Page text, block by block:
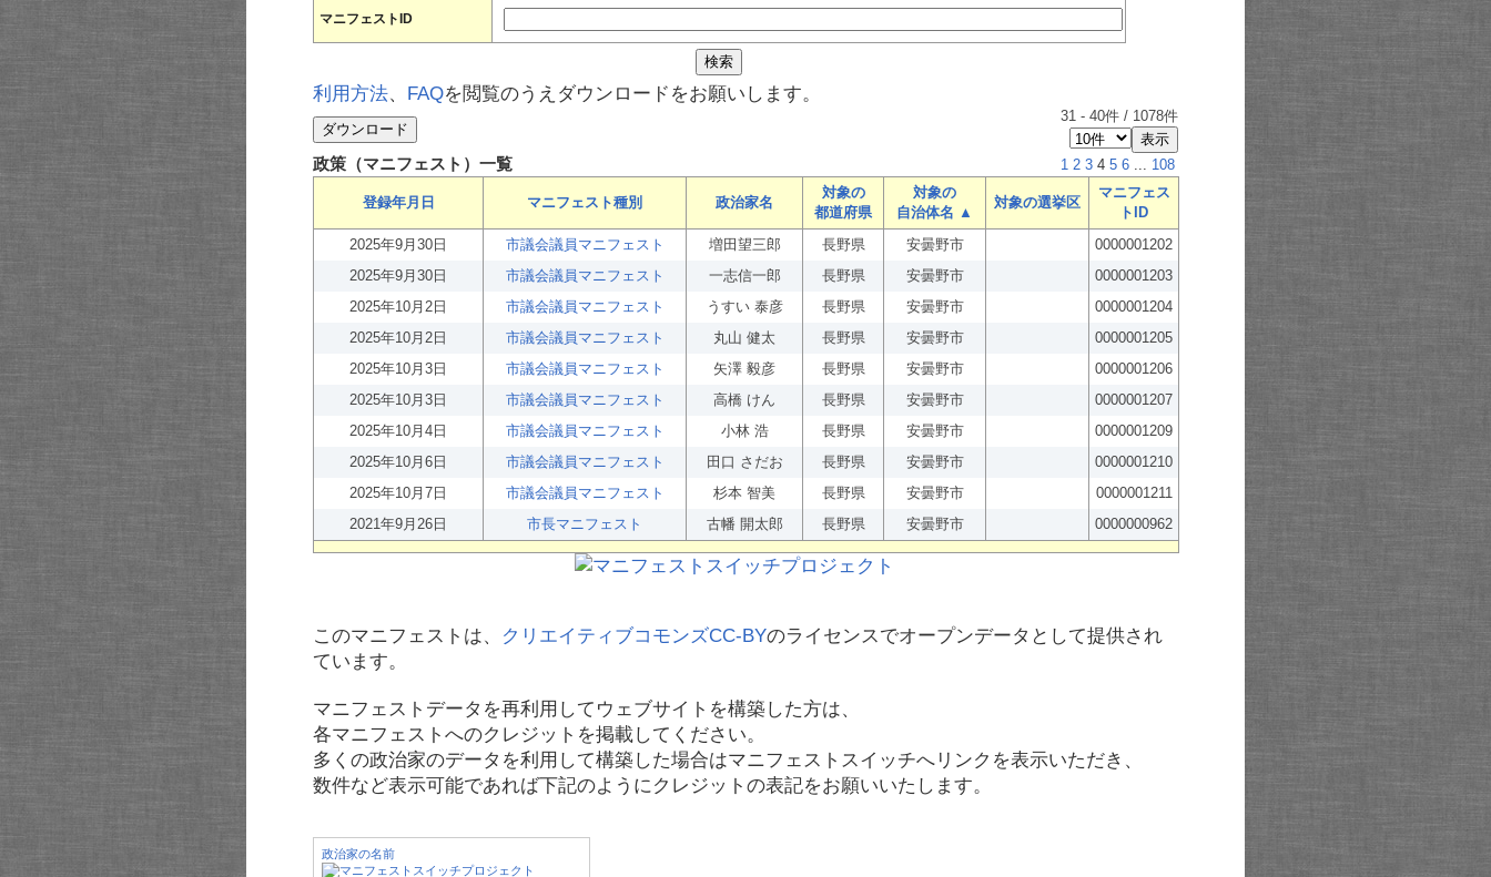
マニフェストID
利用方法、 FAQを閲覧のうえダウンロードをお願いします。
31 - 40件 / 1078件
政策（マニフェスト）一覧 1 2 3 4 5 6 ... 108
登録年月日 マニフェスト種別 政治家名
対象の
都道府県
対象の
自治体名 ▲
対象の選挙区
マニフェス
トID
2025年9月30日
市議会議員マニフェスト 増田望三郎 長野県 安曇野市
0000001202
2025年9月30日
市議会議員マニフェスト 一志信一郎 長野県 安曇野市
0000001203
2025年10月2日
市議会議員マニフェスト うすい 泰彦 長野県 安曇野市
0000001204
2025年10月2日
市議会議員マニフェスト 丸山 健太 長野県 安曇野市
0000001205
2025年10月3日
市議会議員マニフェスト 矢澤 毅彦 長野県 安曇野市
0000001206
2025年10月3日
市議会議員マニフェスト 高橋 けん 長野県 安曇野市
0000001207
2025年10月4日
市議会議員マニフェスト 小林 浩 長野県 安曇野市
0000001209
2025年10月6日
市議会議員マニフェスト 田口 さだお 長野県 安曇野市
0000001210
2025年10月7日
市議会議員マニフェスト 杉本 智美 長野県 安曇野市
0000001211
2021年9月26日
市長マニフェスト 古幡 開太郎 長野県 安曇野市 0000000962
このマニフェストは、 クリエイティブコモンズCC-BYのライセンスでオープンデータとして提供され
ています。
マニフェストデータを再利用してウェブサイトを構築した方は、
各マニフェストへのクレジットを掲載してください。
多くの政治家のデータを利用して構築した場合はマニフェストスイッチへリンクを表示いただき、
数件など表示可能であれば下記のようにクレジットの表記をお願いいたします。
政治家の名前